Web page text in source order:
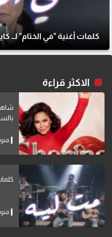
كلمات أغنية "في الختام" لــ
الاكثر قراءة